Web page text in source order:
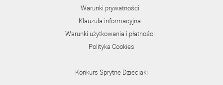
Warunki prywatności
Klauzula informacyjna
Warunki użytkowania i płatności
Polityka Cookies
Konkurs Sprytne Dzieciaki